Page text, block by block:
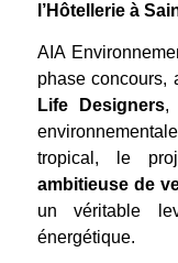
l’Hôtellerie à
AIA
phase concours,
Life Designers,
tropical, le
ambitieuse de
un véritable
énergétique.